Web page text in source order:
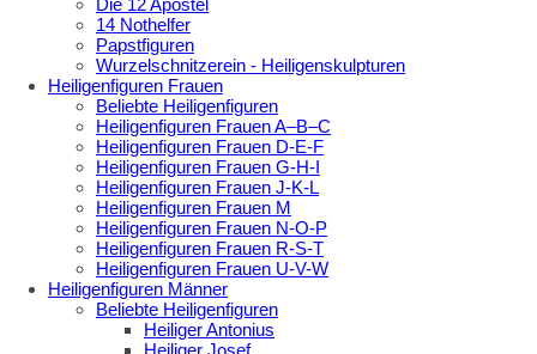
Die 12 Apostel
14 Nothelfer
Papstfiguren
Wurzelschnitzerein - Heiligenskulpturen
Heiligenfiguren Frauen
Beliebte Heiligenfiguren
Heiligenfiguren Frauen A–B–C
Heiligenfiguren Frauen D-E-F
Heiligenfiguren Frauen G-H-I
Heiligenfiguren Frauen J-K-L
Heiligenfiguren Frauen M
Heiligenfiguren Frauen N-O-P
Heiligenfiguren Frauen R-S-T
Heiligenfiguren Frauen U-V-W
Heiligenfiguren Männer
Beliebte Heiligenfiguren
Heiliger Antonius
Heiliger Josef